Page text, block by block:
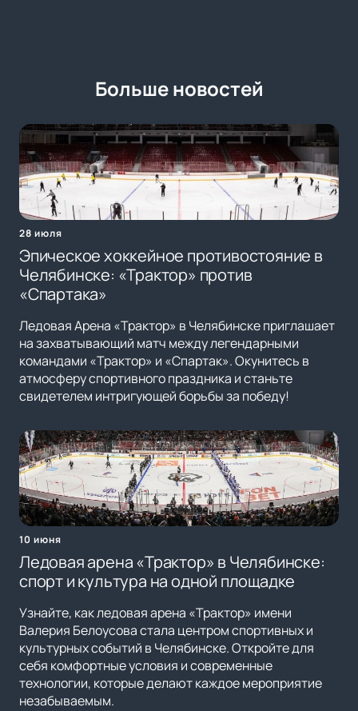
Больше новостей
28 июля
Эпическое хоккейное противостояние в
Челябинске: «Трактор» против
«Спартака»
Ледовая Арена «Трактор» в Челябинске приглашает
на захватывающий матч между легендарными
командами «Трактор» и «Спартак». Окунитесь в
атмосферу спортивного праздника и станьте
свидетелем интригующей борьбы за победу!
10 июня
Ледовая арена «Трактор» в Челябинске:
спорт и культура на одной площадке
Узнайте, как ледовая арена «Трактор» имени
Валерия Белоусова стала центром спортивных и
культурных событий в Челябинске. Откройте для
себя комфортные условия и современные
технологии, которые делают каждое мероприятие
незабываемым.